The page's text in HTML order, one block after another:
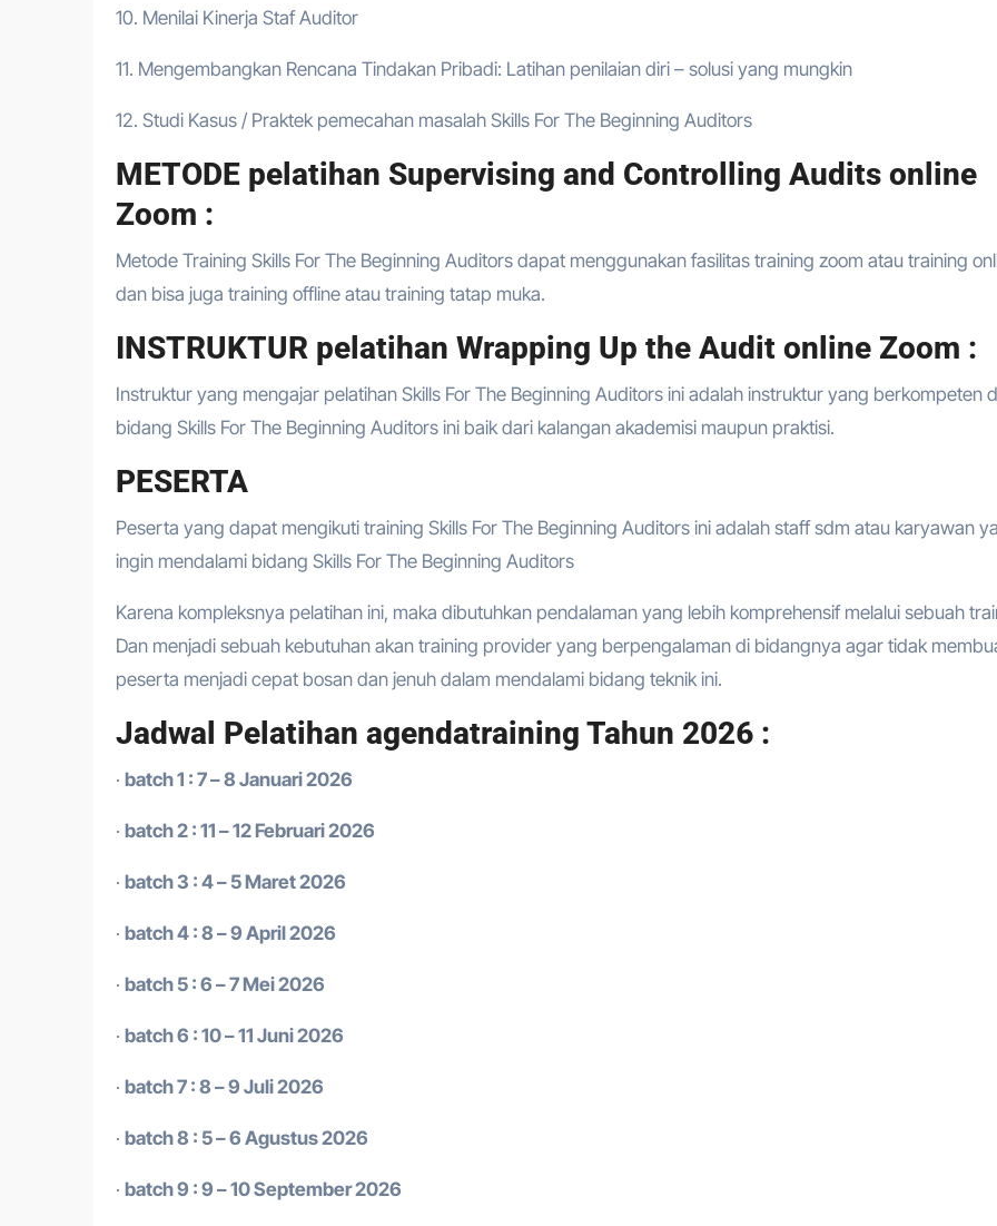
10. Menilai Kinerja Staf Auditor
11. Mengembangkan Rencana Tindakan Pribadi: Latihan penilaian diri – solusi yang mungkin
12. Studi Kasus / Praktek pemecahan masalah Skills For The Beginning Auditors
METODE pelatihan Supervising and Controlling Audits online
Zoom :
Metode Training Skills For The Beginning Auditors dapat menggunakan fasilitas training zoom atau training
dan bisa juga training offline atau training tatap muka.
INSTRUKTUR pelatihan Wrapping Up the Audit online Zoom :
Instruktur yang mengajar pelatihan Skills For The Beginning Auditors ini adalah instruktur yang berkompeten
bidang Skills For The Beginning Auditors ini baik dari kalangan akademisi maupun praktisi.
PESERTA
Peserta yang dapat mengikuti training Skills For The Beginning Auditors ini adalah staff sdm atau karyawan
ingin mendalami bidang Skills For The Beginning Auditors
Karena kompleksnya pelatihan ini, maka dibutuhkan pendalaman yang lebih komprehensif melalui sebuah
Dan menjadi sebuah kebutuhan akan training provider yang berpengalaman di bidangnya agar tidak
peserta menjadi cepat bosan dan jenuh dalam mendalami bidang teknik ini.
Jadwal Pelatihan agendatraining Tahun 2026 :
· batch 1 : 7 – 8 Januari 2026
· batch 2 : 11 – 12 Februari 2026
· batch 3 : 4 – 5 Maret 2026
· batch 4 : 8 – 9 April 2026
· batch 5 : 6 – 7 Mei 2026
· batch 6 : 10 – 11 Juni 2026
· batch 7 : 8 – 9 Juli 2026
· batch 8 : 5 – 6 Agustus 2026
· batch 9 : 9 – 10 September 2026